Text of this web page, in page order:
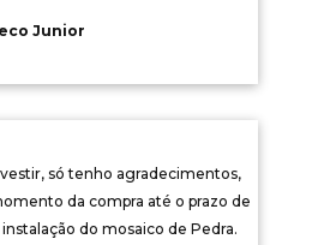
Junior
só tenho agradecimentos,
da compra até o prazo de
do mosaico de Pedra.